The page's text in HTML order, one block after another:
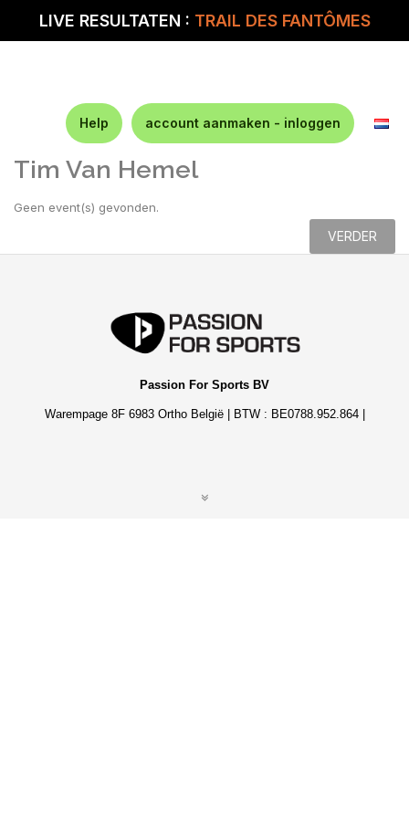
LIVE RESULTATEN : TRAIL DES FANTÔMES
Help account aanmaken - inloggen
Tim Van Hemel
Geen event(s) gevonden.
VERDER
Passion For Sports BV
Warempage 8F 6983 Ortho België | BTW : BE0788.952.864 |